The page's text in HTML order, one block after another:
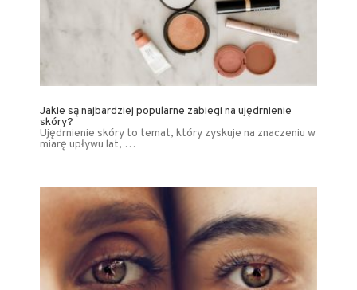
Jakie są najbardziej popularne zabiegi na ujędrnienie
skóry?
Ujędrnienie skóry to temat, który zyskuje na znaczeniu w
miarę upływu lat, …